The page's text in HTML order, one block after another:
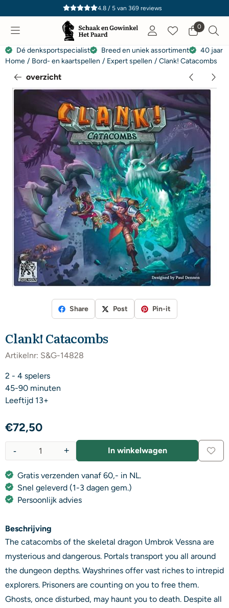
Cookievoorkeuren zijn momenteel gesloten.
4.8 / 5van 369reviews
0
Dé denksportspecialist Breed en uniek assortiment
40 jaar
Home / Bord- en kaartspellen / Expert spellen / Clank! Catacombs
overzicht
Share Post Pin-it
Clank! Catacombs
Artikelnr: S&G-14828
2 - 4 spelers
45-90 minuten
Leeftijd 13+
€72,50
+
- In winkelwagen
Gratis verzenden vanaf 60,- in NL.
Snel geleverd (1-3 dagen gem.)
Persoonlijk advies
Beschrijving
The catacombs of the skeletal dragon Umbrok Vessna are
mysterious and dangerous. Portals transport you all around
the dungeon depths. Wayshrines offer vast riches to intrepid
explorers. Prisoners are counting on you to free them.
Ghosts, once disturbed, may haunt you to death. Despite all